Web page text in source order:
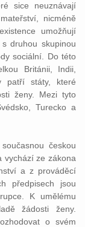
sice neuznávají
nicméně
umožňují
druhou skupinou
sociální. Do této
Británii, Indii,
patří státy, které
ženy. Mezi tyto
Turecko a
českou
vychází ze zákona
a z prováděcí
předpisech jsou
K umělému
žádosti ženy.
o svém